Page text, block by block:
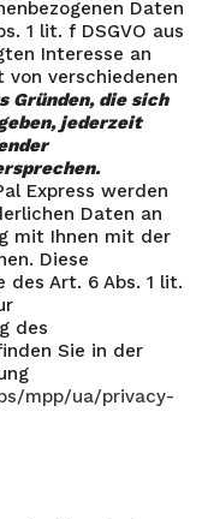
Daten
1 lit. f DSGVO aus
Interesse an
von verschiedenen
Gründen, die sich
jederzeit
Express werden
Daten an
mit Ihnen mit der
Diese
des Art. 6 Abs. 1 lit.
des
Sie in der
mpp/ua/privacy-